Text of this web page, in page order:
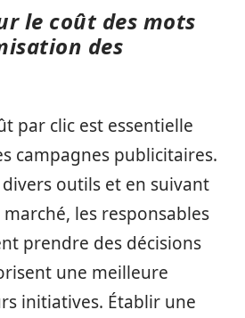
le coût des mots
des
par clic est essentielle
campagnes publicitaires.
outils et en suivant
les responsables
prendre des décisions
une meilleure
initiatives. Établir une